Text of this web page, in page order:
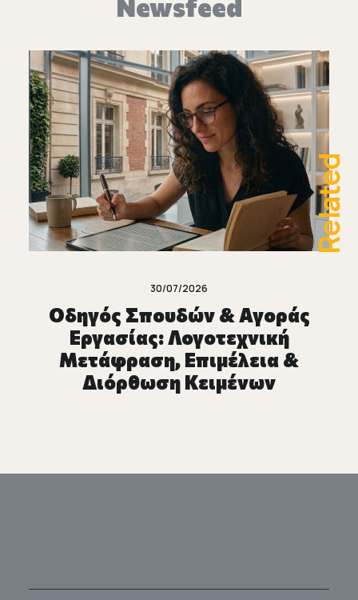
30/07/2026
Οδηγός Σπουδών & Αγοράς
Εργασίας: Λογοτεχνική
Μετάφραση, Επιμέλεια &
Διόρθωση Κειμένων
Related